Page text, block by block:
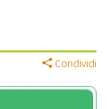
Condividi